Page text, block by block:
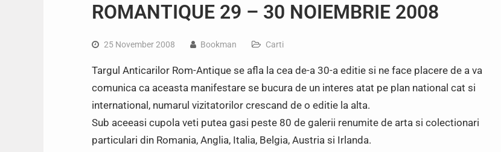
ROMANTIQUE 29 – 30 NOIEMBRIE 2008
25 November 2008 Bookman Carti
Targul Anticarilor Rom-Antique se afla la cea de-a 30-a editie si ne face placere de a va
comunica ca aceasta manifestare se bucura de un interes atat pe plan national cat si
international, numarul vizitatorilor crescand de o editie la alta.
Sub aceeasi cupola veti putea gasi peste 80 de galerii renumite de arta si colectionari
particulari din Romania, Anglia, Italia, Belgia, Austria si Irlanda.